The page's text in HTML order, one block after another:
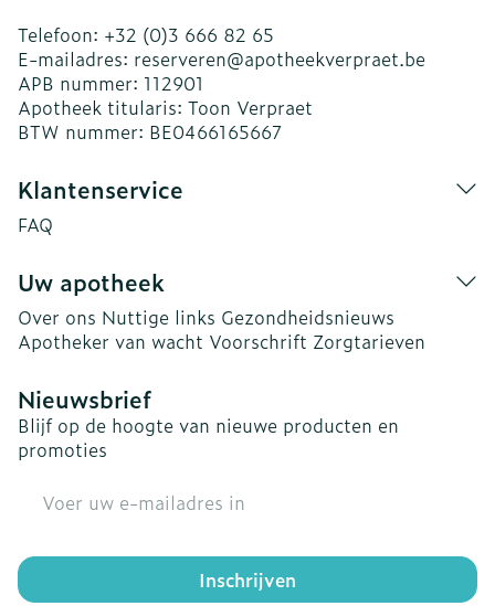
Telefoon: +32 (0)3 666 82 65
E-mailadres: reserveren@apotheekverpraet.be
APB nummer: 112901
Apotheek titularis: Toon Verpraet
BTW nummer: BE0466165667
Klantenservice
FAQ
Uw apotheek
Over ons Nuttige links Gezondheidsnieuws
Apotheker van wacht Voorschrift Zorgtarieven
Nieuwsbrief
Blijf op de hoogte van nieuwe producten en
promoties
Inschrijven